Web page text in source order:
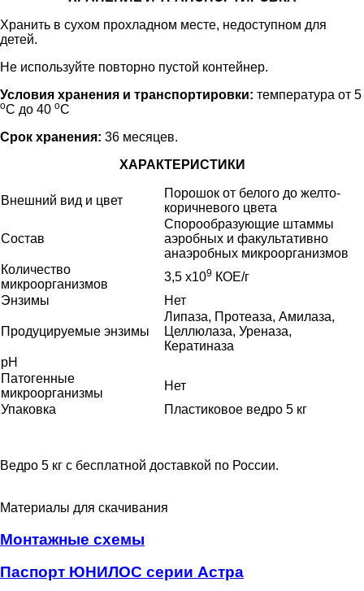
Хранить в сухом прохладном месте, недоступном для
детей.
Не используйте повторно пустой контейнер.
Условия хранения и транспортировки: температура от 5
оС до 40 оС
Срок хранения: 36 месяцев.
ХАРАКТЕРИСТИКИ
Внешний вид и цвет
Порошок от белого до желто-
коричневого цвета
Состав
Спорообразующие штаммы
аэробных и факультативно
анаэробных микроорганизмов
Количество
микроорганизмов
3,5 х109 КОЕ/г
Энзимы
Нет
Продуцируемые энзимы
Липаза, Протеаза, Амилаза,
Целлюлаза, Уреназа,
Кератиназа
рН
Патогенные
микроорганизмы
Нет
Упаковка
Пластиковое ведро 5 кг
Ведро 5 кг с бесплатной доставкой по России.
Материалы для скачивания
Монтажные схемы
Паспорт ЮНИЛОС серии Астра